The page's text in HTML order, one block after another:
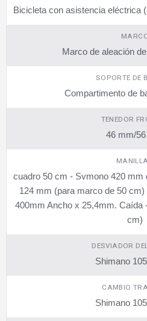
Bicicleta con asistencia eléctrica
Marco de aleación
SOPORTE DE
Compartimento de
TENEDOR
46 mm/
cuadro 50 cm - Svmono 420
124 mm (para marco de 50
400mm Ancho x 25,4mm. Caída
cm)
DESVIADOR
Shimano
CAMBIO
Shimano